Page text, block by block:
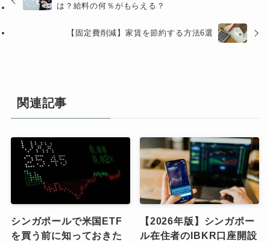
は？給料の何％がもらえる？
【固定費削減】家賃を節約する方法6選
関連記事
シンガポールで米国ETF
を買う前に知っておきた
【2026年版】シンガポー
ル在住者のIBKR口座開設